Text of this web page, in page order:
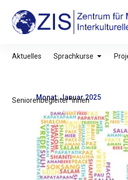
überspringen
ZIS – Zentrum für
Aktuelles Sprachkurse
Seniorenbegleiter*innen
Monat:Januar 2025